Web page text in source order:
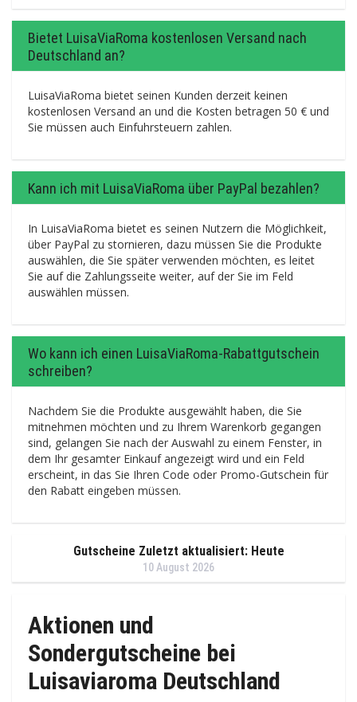
Bietet LuisaViaRoma kostenlosen Versand nach
Deutschland an?
LuisaViaRoma bietet seinen Kunden derzeit keinen
kostenlosen Versand an und die Kosten betragen 50 € und
Sie müssen auch Einfuhrsteuern zahlen.
Kann ich mit LuisaViaRoma über PayPal bezahlen?
In LuisaViaRoma bietet es seinen Nutzern die Möglichkeit,
über PayPal zu stornieren, dazu müssen Sie die Produkte
auswählen, die Sie später verwenden möchten, es leitet
Sie auf die Zahlungsseite weiter, auf der Sie im Feld
auswählen müssen.
Wo kann ich einen LuisaViaRoma-Rabattgutschein
schreiben?
Nachdem Sie die Produkte ausgewählt haben, die Sie
mitnehmen möchten und zu Ihrem Warenkorb gegangen
sind, gelangen Sie nach der Auswahl zu einem Fenster, in
dem Ihr gesamter Einkauf angezeigt wird und ein Feld
erscheint, in das Sie Ihren Code oder Promo-Gutschein für
den Rabatt eingeben müssen.
Gutscheine Zuletzt aktualisiert: Heute
10 August 2026
Aktionen und
Sondergutscheine bei
Luisaviaroma Deutschland